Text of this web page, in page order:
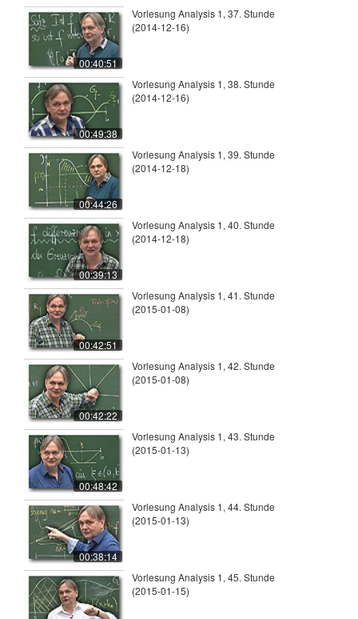
00:40:51
Vorlesung Analysis 1, 37. Stunde
(2014-12-16)
00:49:38
Vorlesung Analysis 1, 38. Stunde
(2014-12-16)
00:44:26
Vorlesung Analysis 1, 39. Stunde
(2014-12-18)
00:39:13
Vorlesung Analysis 1, 40. Stunde
(2014-12-18)
00:42:51
Vorlesung Analysis 1, 41. Stunde
(2015-01-08)
00:42:22
Vorlesung Analysis 1, 42. Stunde
(2015-01-08)
00:48:42
Vorlesung Analysis 1, 43. Stunde
(2015-01-13)
00:38:14
Vorlesung Analysis 1, 44. Stunde
(2015-01-13)
Vorlesung Analysis 1, 45. Stunde
(2015-01-15)